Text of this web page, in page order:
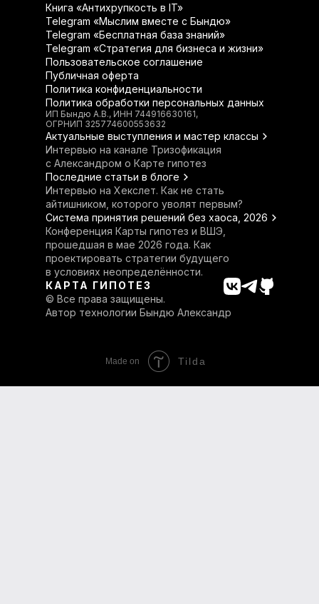
Книга «Антихрупкость в IT»
Telegram «Мыслим вместе с Бындю»
Telegram «Бесплатная база знаний»
Telegram «Стратегия для бизнеса и жизни»
Пользовательское соглашение
Публичная оферта
Политика конфиденциальности
Политика обработки персональных данных
ИП Бындю А.В., ИНН 744916630161,
ОГРНИП 325774600553632
Актуальные выступления и мастер классы
Интервью на канале Тризофикация
с Александром о Карте гипотез
Последние статьи в блоге
Интервью на Хекслет. Как не стать
айтишником, которого уволят первым?
Система принятия решений без хаоса, 2026
Конференция Карты гипотез и ВШЭ,
прошедшая в мае 2026 года. Как
проектировать стратегии будущего
в условиях неопределённости.
КАРТА ГИПОТЕЗ
© Все права защищены.
Автор технологии Бындю Александр
Made on Tilda